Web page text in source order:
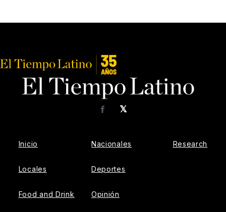
𝕏
Facebook
Inicio
Locales
Food and Drink
Nacionales
Deportes
Opinión
Research